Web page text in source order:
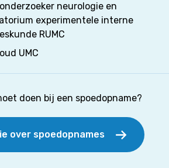
neurologie en
experimentele interne
RUMC
UMC
doen bij een spoedopname?
over spoedopnames